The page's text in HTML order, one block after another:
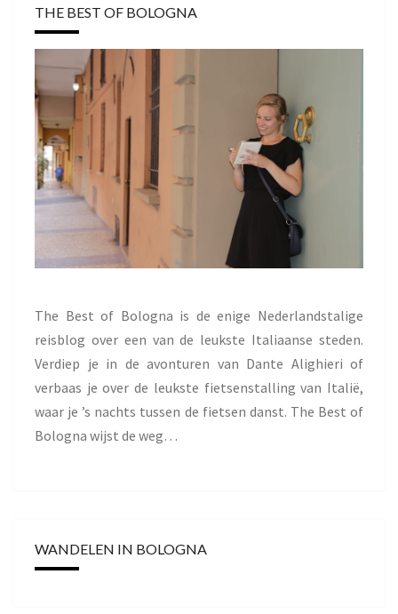
THE BEST OF BOLOGNA
The Best of Bologna is de enige Nederlandstalige
reisblog over een van de leukste Italiaanse steden.
Verdiep je in de avonturen van Dante Alighieri of
verbaas je over de leukste fietsenstalling van Italië,
waar je ’s nachts tussen de fietsen danst. The Best of
Bologna wijst de weg…
WANDELEN IN BOLOGNA